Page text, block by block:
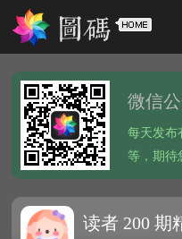
微信
每天发布
等，期待
读者 200 期